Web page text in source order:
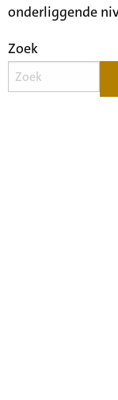
onderliggende
Zoek